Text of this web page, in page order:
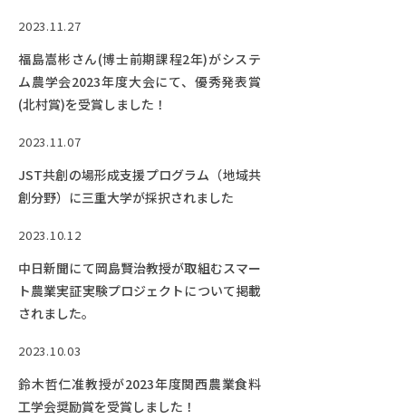
2023.11.27
福島嵩彬さん(博士前期課程2年)がシステ
ム農学会2023年度大会にて、優秀発表賞
(北村賞)を受賞しました！
2023.11.07
JST共創の場形成支援プログラム（地域共
創分野）に三重大学が採択されました
2023.10.12
中日新聞にて岡島賢治教授が取組むスマー
ト農業実証実験プロジェクトについて掲載
されました。
2023.10.03
鈴木哲仁准教授が2023年度関西農業食料
工学会奨励賞を受賞しました！